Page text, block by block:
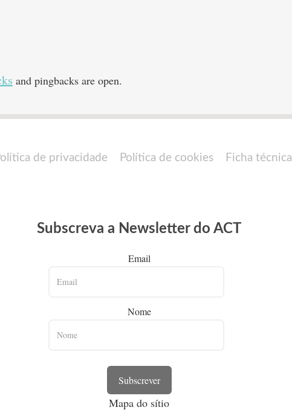
and pingbacks are open.
de privacidade Política de cookies Ficha técnica
Subscreva a Newsletter do ACT
Email
Nome
Subscrever
Mapa do sítio